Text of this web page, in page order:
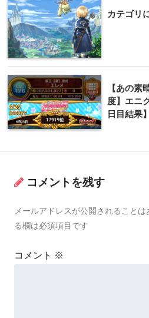
カテゴリ
【あの素
度】エニ
日目結果】
コメントを残す
メールアドレスが公開されることは
る欄は必須項目です
コメント ※